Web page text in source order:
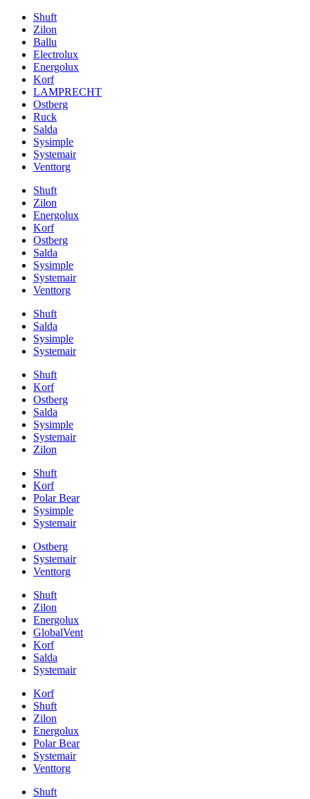
Shuft
Zilon
Ballu
Electrolux
Energolux
Korf
LAMPRECHT
Ostberg
Ruck
Salda
Sysimple
Systemair
Venttorg
Shuft
Zilon
Energolux
Korf
Ostberg
Salda
Sysimple
Systemair
Venttorg
Shuft
Salda
Sysimple
Systemair
Shuft
Korf
Ostberg
Salda
Sysimple
Systemair
Zilon
Shuft
Korf
Polar Bear
Sysimple
Systemair
Ostberg
Systemair
Venttorg
Shuft
Zilon
Energolux
GlobalVent
Korf
Salda
Systemair
Korf
Shuft
Zilon
Energolux
Polar Bear
Systemair
Venttorg
Shuft